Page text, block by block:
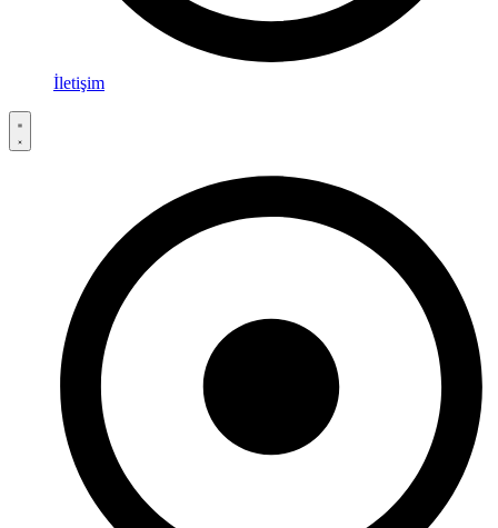
İletişim